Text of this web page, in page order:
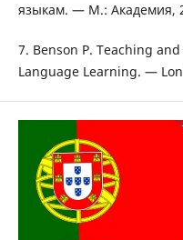
языкам. — М.: Академия,
7. Benson P. Teaching
Language Learning. —